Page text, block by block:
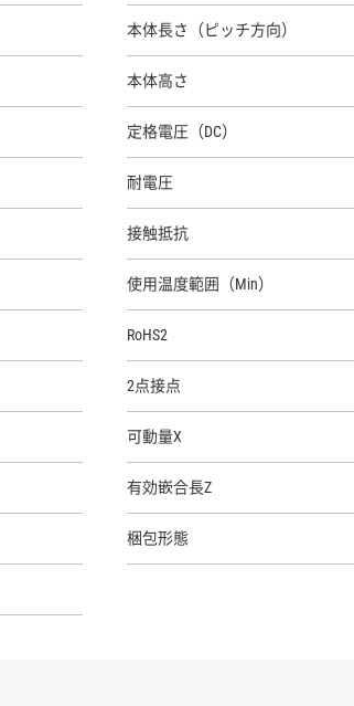
本体長さ（ピッチ方向）
本体高さ
定格電圧（DC）
耐電圧
接触抵抗
使用温度範囲（Min）
RoHS2
2点接点
可動量X
有効嵌合長Z
梱包形態